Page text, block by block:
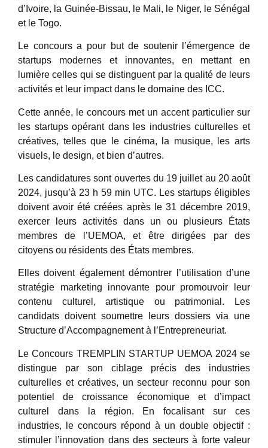
d’Ivoire, la Guinée-Bissau, le Mali, le Niger, le Sénégal
et le Togo.
Le concours a pour but de soutenir l’émergence de
startups modernes et innovantes, en mettant en
lumière celles qui se distinguent par la qualité de leurs
activités et leur impact dans le domaine des ICC.
Cette année, le concours met un accent particulier sur
les startups opérant dans les industries culturelles et
créatives, telles que le cinéma, la musique, les arts
visuels, le design, et bien d’autres.
Les candidatures sont ouvertes du 19 juillet au 20 août
2024, jusqu’à 23 h 59 min UTC. Les startups éligibles
doivent avoir été créées après le 31 décembre 2019,
exercer leurs activités dans un ou plusieurs États
membres de l’UEMOA, et être dirigées par des
citoyens ou résidents des États membres.
Elles doivent également démontrer l’utilisation d’une
stratégie marketing innovante pour promouvoir leur
contenu culturel, artistique ou patrimonial. Les
candidats doivent soumettre leurs dossiers via une
Structure d’Accompagnement à l’Entrepreneuriat.
Le Concours TREMPLIN STARTUP UEMOA 2024 se
distingue par son ciblage précis des industries
culturelles et créatives, un secteur reconnu pour son
potentiel de croissance économique et d’impact
culturel dans la région. En focalisant sur ces
industries, le concours répond à un double objectif :
stimuler l’innovation dans des secteurs à forte valeur